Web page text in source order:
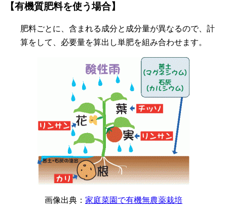
【有機質肥料を使う場合】
肥料ごとに、含まれる成分と成分量が異なるので、計
算をして、必要量を算出し単肥を組み合わせます。
画像出典： 家庭菜園で有機無農薬栽培